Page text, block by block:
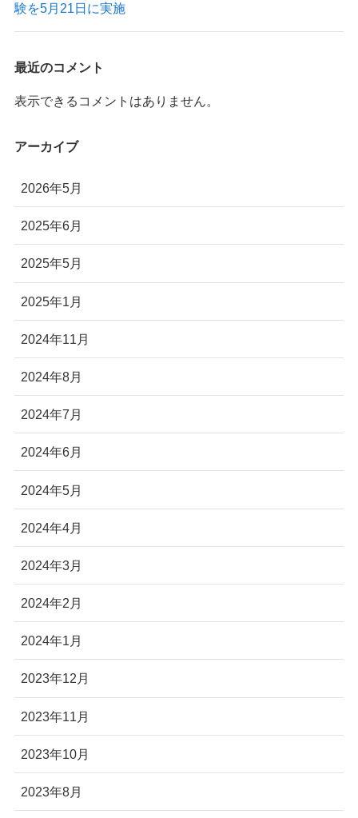
株式会社Autonomy
験を5月21日に実施
最近のコメント
表示できるコメントはありません。
アーカイブ
2026年5月
2025年6月
2025年5月
2025年1月
2024年11月
2024年8月
2024年7月
2024年6月
2024年5月
2024年4月
2024年3月
2024年2月
2024年1月
2023年12月
2023年11月
2023年10月
2023年8月